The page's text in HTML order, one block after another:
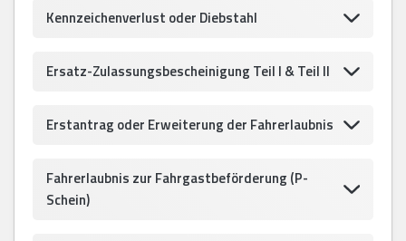
Kennzeichenverlust oder Diebstahl
Ersatz-Zulassungsbescheinigung Teil I & Teil II
Erstantrag oder Erweiterung der Fahrerlaubnis
Fahrerlaubnis zur Fahrgastbeförderung (P-
Schein)